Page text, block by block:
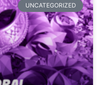
UNCATEGORIZED